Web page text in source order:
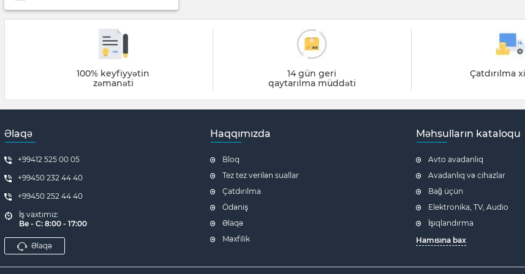
100% keyfiyyətin
zəmanəti
14 gün geri
qaytarılma müddəti
Çatdırılma
Əlaqə
+99412 525 00 05
+99450 232 44 40
+99450 252 44 40
İş vaxtımız:
Be - C: 8:00 - 17:00
Əlaqə
Haqqımızda
Bloq
Tez tez verilən suallar
Çatdırılma
Ödəniş
Əlaqə
Məxfilik
Məhsulların kataloqu
Avto avadanlıq
Avadanlıq və cihazlar
Bağ üçün
Elektronika, TV, Audio
İşıqlandırma
Hamısına bax